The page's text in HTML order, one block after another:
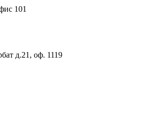
101
д.21, оф. 1119